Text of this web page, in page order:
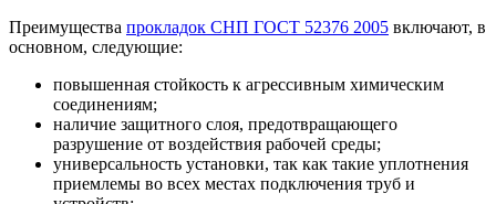
Преимущества прокладок СНП ГОСТ 52376 2005 включают, в
основном, следующие:
повышенная стойкость к агрессивным химическим
соединениям;
наличие защитного слоя, предотвращающего
разрушение от воздействия рабочей среды;
универсальность установки, так как такие уплотнения
приемлемы во всех местах подключения труб и